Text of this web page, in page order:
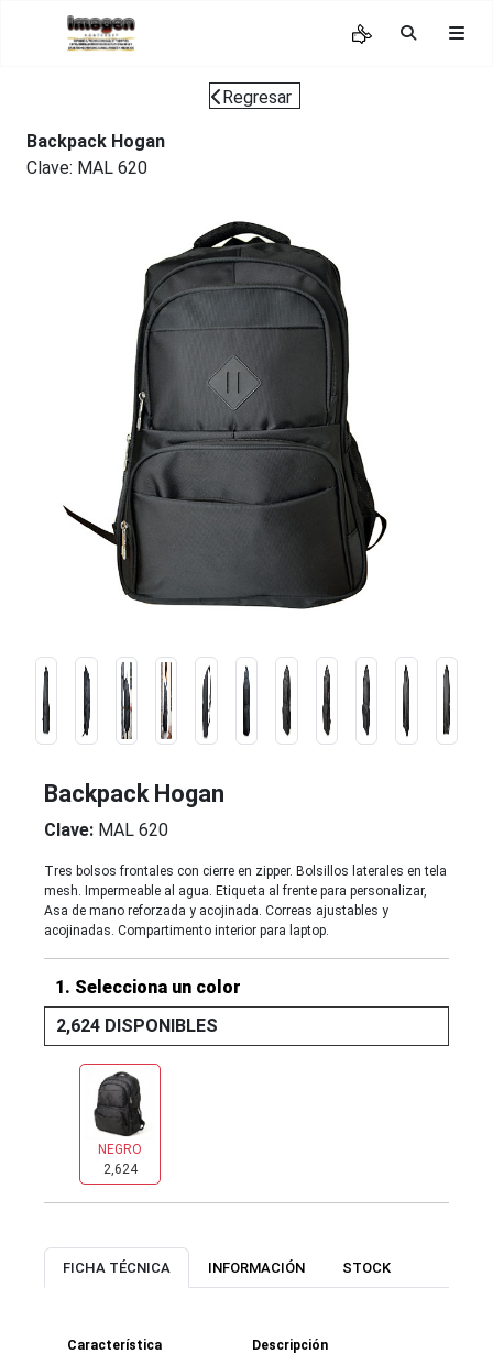
Regresar
Backpack Hogan
Clave: MAL 620
Backpack Hogan
Clave: MAL 620
Tres bolsos frontales con cierre en zipper. Bolsillos laterales en tela
mesh. Impermeable al agua. Etiqueta al frente para personalizar,
Asa de mano reforzada y acojinada. Correas ajustables y
acojinadas. Compartimento interior para laptop.
1. Selecciona un color
2,624 DISPONIBLES
NEGRO
2,624
FICHA TÉCNICA INFORMACIÓN STOCK
Característica Descripción